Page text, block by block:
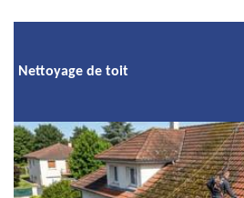
Nettoyage de toit